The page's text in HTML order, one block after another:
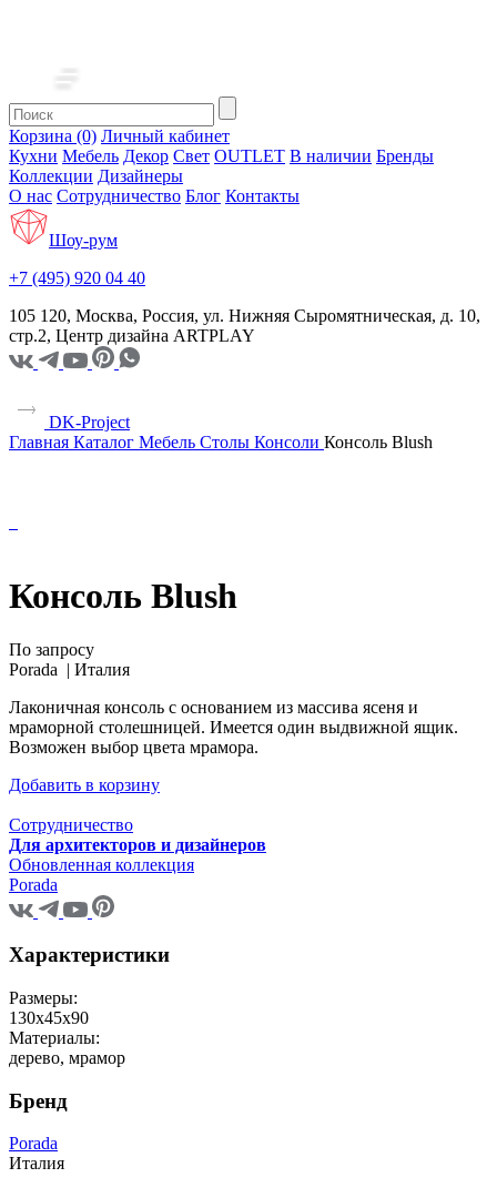
Корзина (0) Личный кабинет
Кухни Мебель Декор Свет OUTLET В наличии Бренды
Коллекции Дизайнеры
О нас Сотрудничество Блог Контакты
Шоу-рум
+7 (495) 920 04 40
105 120, Москва, Россия, ул. Нижняя Сыромятническая, д. 10,
стр.2, Центр дизайна ARTPLAY
DK-Project
Главная Каталог Мебель Столы Консоли Консоль Blush
Консоль Blush
По запросу
Porada | Италия
Лаконичная консоль с основанием из массива ясеня и
мраморной столешницей. Имеется один выдвижной ящик.
Возможен выбор цвета мрамора.
Добавить в корзину
Сотрудничество
Для архитекторов и дизайнеров
Обновленная коллекция
Porada
Характеристики
Размеры:
130x45x90
Материалы:
дерево, мрамор
Бренд
Porada
Италия